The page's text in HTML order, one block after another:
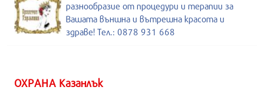
разнообразие от процедури и терапии за
Вашата външна и вътрешна красота и
здраве! Тел.: 0878 931 668
ОХРАНА Казанлък